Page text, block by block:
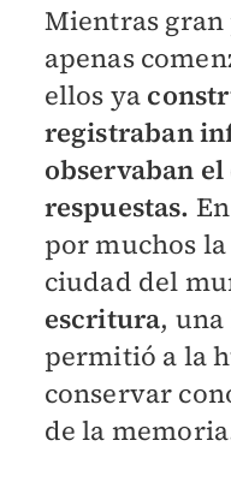
Mientras
apenas
ellos ya
registraban
observaban
respuestas. En
por muchos
ciudad del
escritura,
permitió a la
conservar
de la